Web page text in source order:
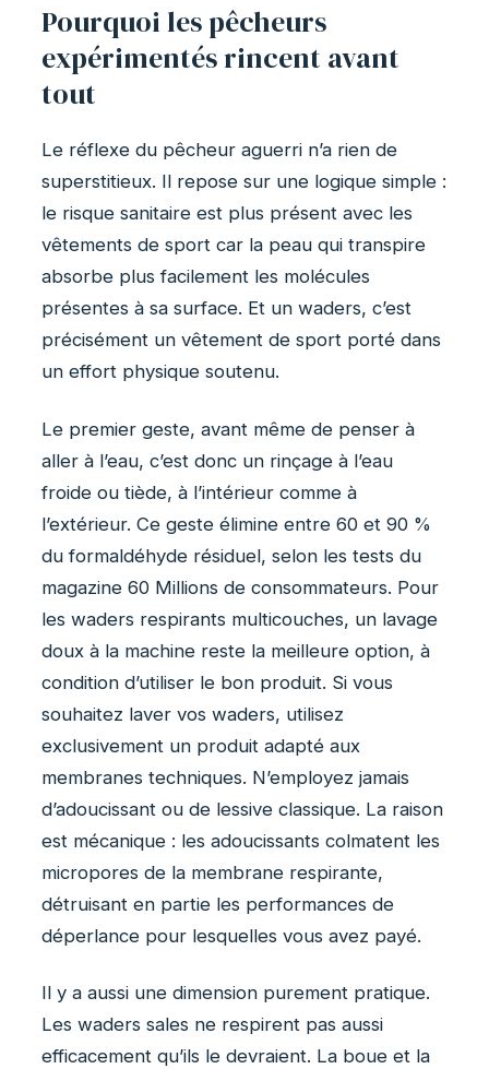
Pourquoi les pêcheurs
expérimentés rincent avant
tout
Le réflexe du pêcheur aguerri n’a rien de
superstitieux. Il repose sur une logique simple :
le risque sanitaire est plus présent avec les
vêtements de sport car la peau qui transpire
absorbe plus facilement les molécules
présentes à sa surface. Et un waders, c’est
précisément un vêtement de sport porté dans
un effort physique soutenu.
Le premier geste, avant même de penser à
aller à l’eau, c’est donc un rinçage à l’eau
froide ou tiède, à l’intérieur comme à
l’extérieur. Ce geste élimine entre 60 et 90 %
du formaldéhyde résiduel, selon les tests du
magazine 60 Millions de consommateurs. Pour
les waders respirants multicouches, un lavage
doux à la machine reste la meilleure option, à
condition d’utiliser le bon produit. Si vous
souhaitez laver vos waders, utilisez
exclusivement un produit adapté aux
membranes techniques. N’employez jamais
d’adoucissant ou de lessive classique. La raison
est mécanique : les adoucissants colmatent les
micropores de la membrane respirante,
détruisant en partie les performances de
déperlance pour lesquelles vous avez payé.
Il y a aussi une dimension purement pratique.
Les waders sales ne respirent pas aussi
efficacement qu’ils le devraient. La boue et la